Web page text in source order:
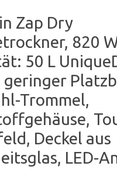
Zap Dry
820
50 L
geringer
Trommel,
Deckel aus
LED-